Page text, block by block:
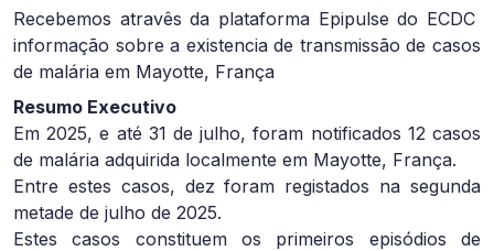
Recebemos atravês da plataforma Epipulse do ECDC
informação sobre a existencia de transmissão de casos
de malária em Mayotte, França
Resumo Executivo
Em 2025, e até 31 de julho, foram notificados 12 casos
de malária adquirida localmente em Mayotte, França.
Entre estes casos, dez foram registados na segunda
metade de julho de 2025.
Estes casos constituem os primeiros episódios de